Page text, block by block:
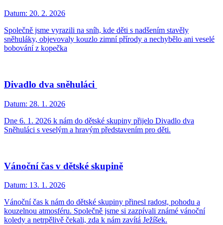
Datum: 20. 2. 2026
Společně jsme vyrazili na sníh, kde děti s nadšením stavěly
sněhuláky, objevovaly kouzlo zimní přírody a nechybělo ani veselé
bobování z kopečka
Divadlo dva sněhuláci
Datum: 28. 1. 2026
Dne 6. 1. 2026 k nám do dětské skupiny přijelo Divadlo dva
Sněhuláci s veselým a hravým představením pro děti.
Vánoční čas v dětské skupině
Datum: 13. 1. 2026
Vánoční čas k nám do dětské skupiny přinesl radost, pohodu a
kouzelnou atmosféru. Společně jsme si zazpívali známé vánoční
koledy a netrpělivě čekali, zda k nám zavítá Ježíšek.